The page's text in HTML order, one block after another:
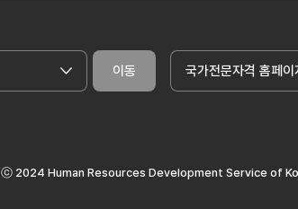
이동 국가전문자격 홈페이
ⓒ 2024 Human Resources Development Service of